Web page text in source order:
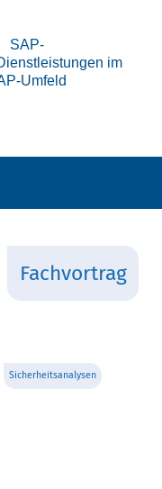
SAP-
im
Umfeld
Fachvortrag
Sicherheitsanalysen